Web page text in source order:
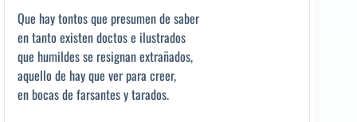
Que hay tontos que presumen de saber
en tanto existen doctos e ilustrados
que humildes se resignan extrañados,
aquello de hay que ver para creer,
en bocas de farsantes y tarados.